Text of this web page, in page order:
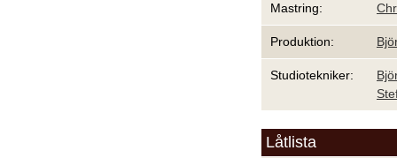
Mastring:
Produktion:
Studiotekniker:
Låtlista